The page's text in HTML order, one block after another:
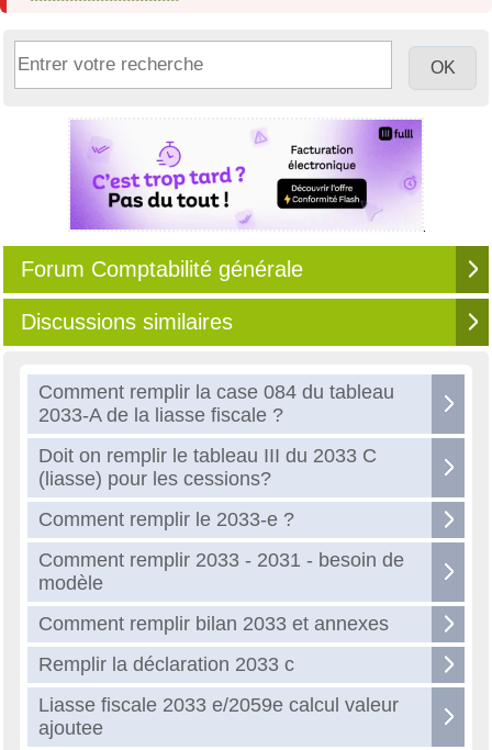
Forum Comptabilité générale
Discussions similaires
Comment remplir la case 084 du tableau
2033-A de la liasse fiscale ?
Doit on remplir le tableau III du 2033 C
(liasse) pour les cessions?
Comment remplir le 2033-e ?
Comment remplir 2033 - 2031 - besoin de
modèle
Comment remplir bilan 2033 et annexes
Remplir la déclaration 2033 c
Liasse fiscale 2033 e/2059e calcul valeur
ajoutee